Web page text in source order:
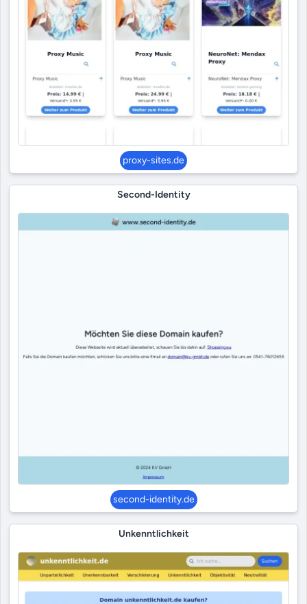
proxy-sites.de
Second-Identity
second-identity.de
Unkenntlichkeit